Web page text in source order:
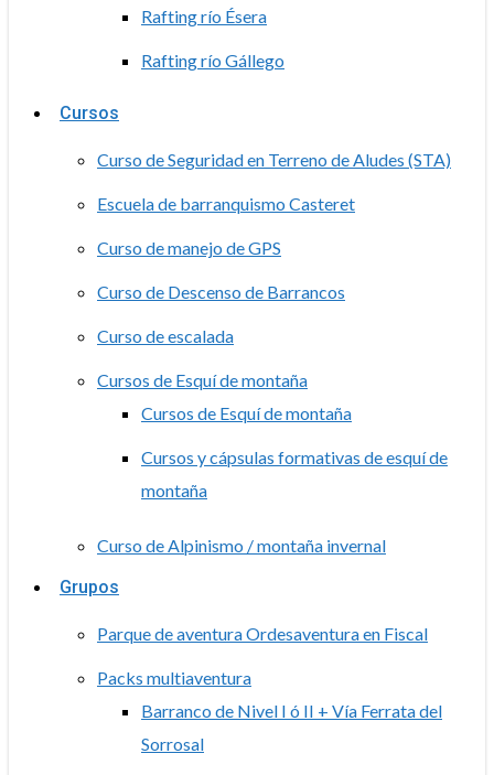
Rafting río Ésera
Rafting río Gállego
Cursos
Curso de Seguridad en Terreno de Aludes (STA)
Escuela de barranquismo Casteret
Curso de manejo de GPS
Curso de Descenso de Barrancos
Curso de escalada
Cursos de Esquí de montaña
Cursos de Esquí de montaña
Cursos y cápsulas formativas de esquí de
montaña
Curso de Alpinismo / montaña invernal
Grupos
Parque de aventura Ordesaventura en Fiscal
Packs multiaventura
Barranco de Nivel I ó II + Vía Ferrata del
Sorrosal